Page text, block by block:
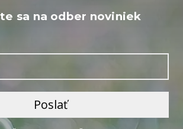
sa na odber noviniek